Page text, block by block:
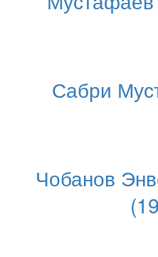
Сабри
Чобанов